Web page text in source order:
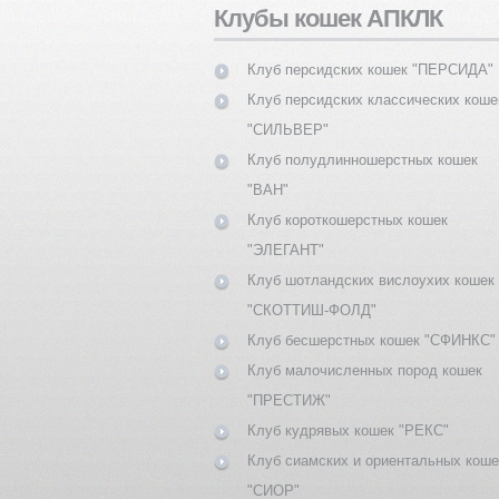
Клубы кошек АПКЛК
Клуб персидских кошек "ПЕРСИДА"
Клуб персидских классических
"СИЛЬВЕР"
Клуб полудлинношерстных кошек
"ВАН"
Клуб короткошерстных кошек
"ЭЛЕГАНТ"
Клуб шотландских вислоухих кошек
"СКОТТИШ-ФОЛД"
Клуб бесшерстных кошек "СФИНКС"
Клуб малочисленных пород кошек
"ПРЕСТИЖ"
Клуб кудрявых кошек "РЕКС"
Клуб сиамских и ориентальных
"СИОР"